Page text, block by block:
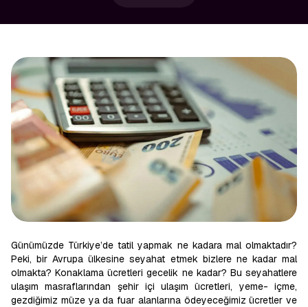
Günümüzde Türkiye’de tatil yapmak ne kadara mal olmaktadır?
Peki, bir Avrupa ülkesine seyahat etmek bizlere ne kadar mal
olmakta? Konaklama ücretleri gecelik ne kadar? Bu seyahatlere
ulaşım masraflarından şehir içi ulaşım ücretleri, yeme- içme,
gezdiğimiz müze ya da fuar alanlarına ödeyeceğimiz ücretler ve